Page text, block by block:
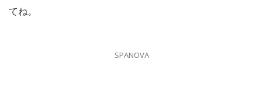
てね。
SPANOVA